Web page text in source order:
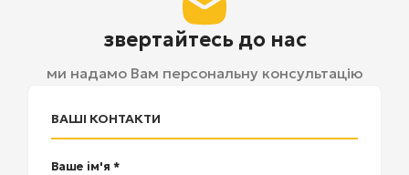
звертайтесь до нас
ми надамо Вам персональну консультацію
ВАШІ КОНТАКТИ
Ваше ім'я *